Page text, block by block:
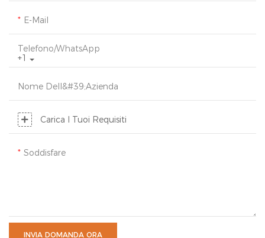
E-Mail
+1
Telefono/WhatsApp
Nome Dell&#39;azienda
Carica I Tuoi Requisiti
Soddisfare
INVIA DOMANDA ORA